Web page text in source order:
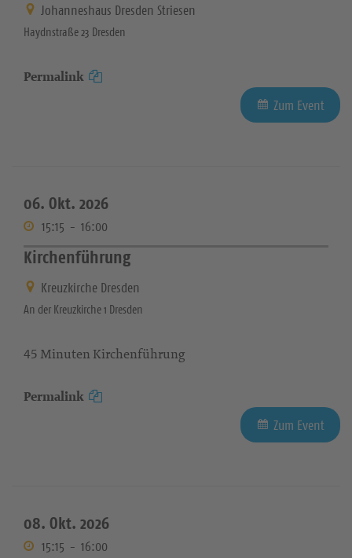
Johanneshaus Dresden Striesen
Haydnstraße 23 Dresden
Permalink
Zum Event
06. Okt. 2026
15:15 - 16:00
Kirchenführung
Kreuzkirche Dresden
An der Kreuzkirche 1 Dresden
45 Minuten Kirchenführung
Permalink
Zum Event
08. Okt. 2026
15:15 - 16:00